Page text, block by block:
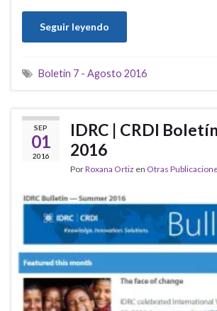
Seguir leyendo
Boletín 7 - Agosto 2016
SEP
01
2016
IDRC | CRDI
2016
PorRoxana Ortiz en Otras